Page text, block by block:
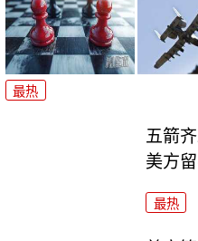
最热
五箭
美方
最热